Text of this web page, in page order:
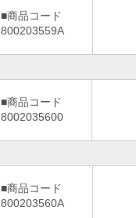
■商品コード
800203559A
■商品コード
8002035600
■商品コード
800203560A